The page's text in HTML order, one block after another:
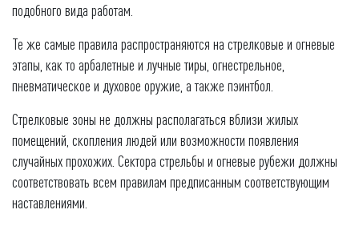
подобного вида работам.
Те же самые правила распространяются на стрелковые и огневые
этапы, как то арбалетные и лучные тиры, огнестрельное,
пневматическое и духовое оружие, а также пэинтбол.
Стрелковые зоны не должны располагаться вблизи жилых
помещений, скопления людей или возможности появления
случайных прохожих. Сектора стрельбы и огневые рубежи должны
соответствовать всем правилам предписанным соответствующим
наставлениями.